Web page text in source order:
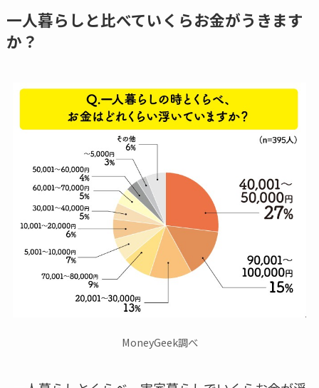
一人暮らしと比べていくらお金がうきます
か？
MoneyGeek調べ